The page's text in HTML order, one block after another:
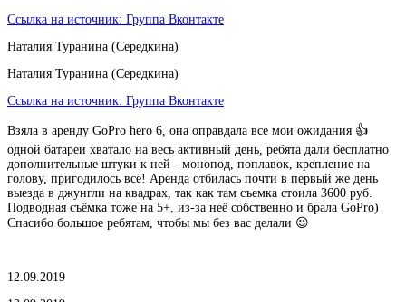
Ссылка на источник: Группа Вконтакте
Наталия Туранина (Середкина)
Наталия Туранина (Середкина)
Ссылка на источник: Группа Вконтакте
Взяла в аренду GoPro hero 6, она оправдала все мои ожидания 👍
одной батареи хватало на весь активный день, ребята дали бесплатно
дополнительные штуки к ней - монопод, поплавок, крепление на
голову, пригодилось всё! Аренда отбилась почти в первый же день
выезда в джунгли на квадрах, так как там съемка стоила 3600 руб.
Подводная съёмка тоже на 5+, из-за неё собственно и брала GoPro)
Спасибо большое ребятам, чтобы мы без вас делали 😉
12.09.2019